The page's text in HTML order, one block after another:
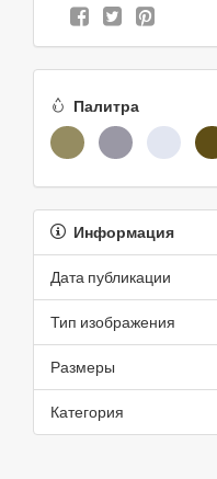
Палитра
Информация
Дата публикации
Тип изображения
Размеры
Категория